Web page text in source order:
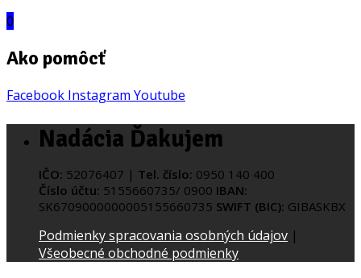
0
Ako pomôcť
Facebook Instagram Youtube
Nadácia Ďakujem
IČO: 52076407 | Tel. číslo: 0950 140 400
Číslo účtu: 5155660735/ 0900 IBAN:
SK6709000000005155660735 SWIFT (BIC): GIBASKBX
Podmienky spracovania osobných údajov |
Všeobecné obchodné podmienky